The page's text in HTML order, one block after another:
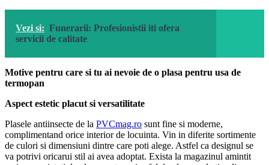
Vezi si: Funerarii: Profesionistii iti ofera
servicii de calitate
Motive pentru care si tu ai nevoie de o plasa pentru usa de
termopan
Aspect estetic placut si versatilitate
Plasele antiinsecte de la PVCmag.ro sunt fine si moderne,
complimentand orice interior de locuinta. Vin in diferite sortimente
de culori si dimensiuni dintre care poti alege. Astfel ca designul se
va potrivi oricarui stil ai avea adoptat. Exista la magazinul amintit